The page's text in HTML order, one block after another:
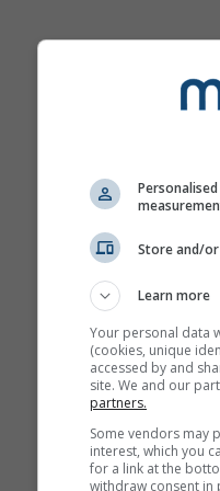
Store and/
Learn more
Your personal data
(cookies, unique
accessed by and
site. We and our
partners.
Some vendors may
interest, which you
for a link at the
withdraw consent in